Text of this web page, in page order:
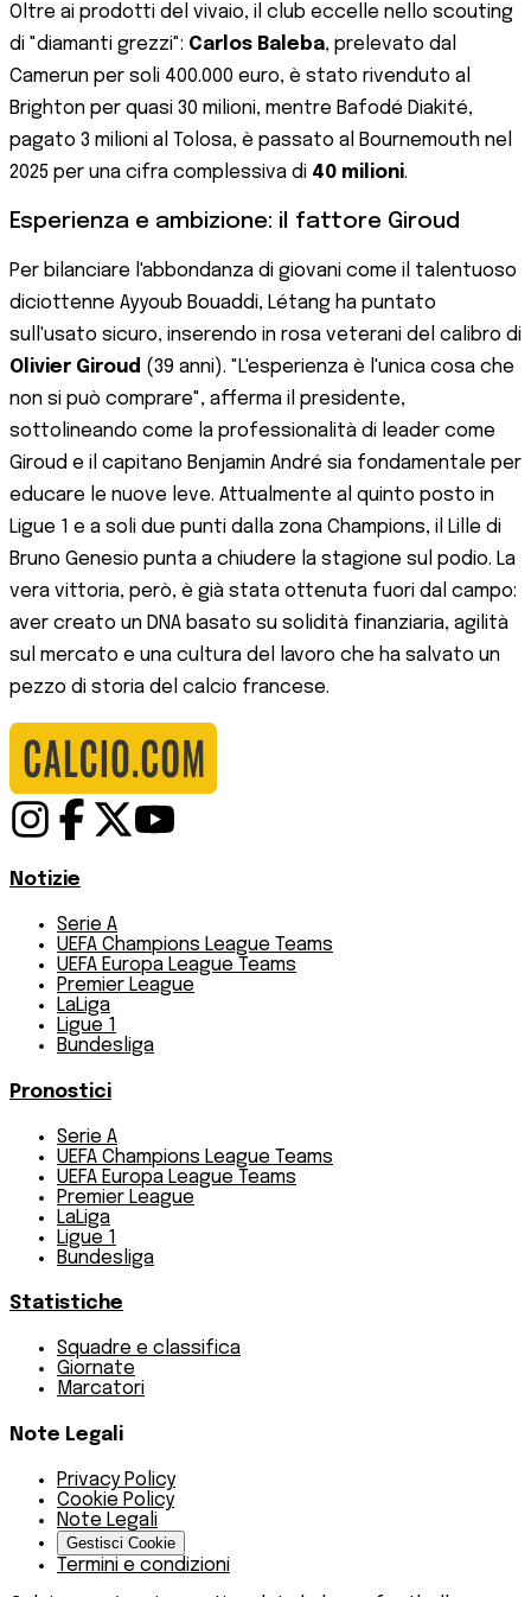
Oltre ai prodotti del vivaio, il club eccelle nello scouting
di "diamanti grezzi": Carlos Baleba, prelevato dal
Camerun per soli 400.000 euro, è stato rivenduto al
Brighton per quasi 30 milioni, mentre Bafodé Diakité,
pagato 3 milioni al Tolosa, è passato al Bournemouth nel
2025 per una cifra complessiva di 40 milioni.
Esperienza e ambizione: il fattore Giroud
Per bilanciare l'abbondanza di giovani come il talentuoso
diciottenne Ayyoub Bouaddi, Létang ha puntato
sull'usato sicuro, inserendo in rosa veterani del calibro di
Olivier Giroud (39 anni). "L'esperienza è l'unica cosa che
non si può comprare", afferma il presidente,
sottolineando come la professionalità di leader come
Giroud e il capitano Benjamin André sia fondamentale per
educare le nuove leve. Attualmente al quinto posto in
Ligue 1 e a soli due punti dalla zona Champions, il Lille di
Bruno Genesio punta a chiudere la stagione sul podio. La
vera vittoria, però, è già stata ottenuta fuori dal campo:
aver creato un DNA basato su solidità finanziaria, agilità
sul mercato e una cultura del lavoro che ha salvato un
pezzo di storia del calcio francese.
Notizie
Serie A
UEFA Champions League Teams
UEFA Europa League Teams
Premier League
LaLiga
Ligue 1
Bundesliga
Pronostici
Serie A
UEFA Champions League Teams
UEFA Europa League Teams
Premier League
LaLiga
Ligue 1
Bundesliga
Statistiche
Squadre e classifica
Giornate
Marcatori
Note Legali
Privacy Policy
Cookie Policy
Note Legali
Gestisci Cookie
Termini e condizioni